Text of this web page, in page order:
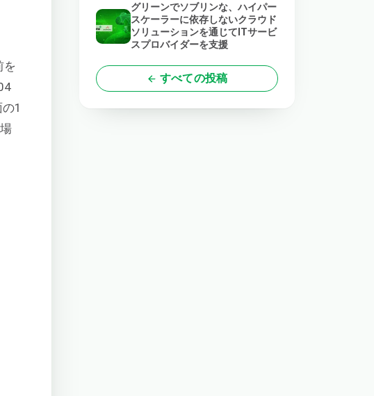
を
1
グリーンでソブリンな、ハイパー
スケーラーに依存しないクラウド
ソリューションを通じてITサービ
スプロバイダーを支援
すべての投稿